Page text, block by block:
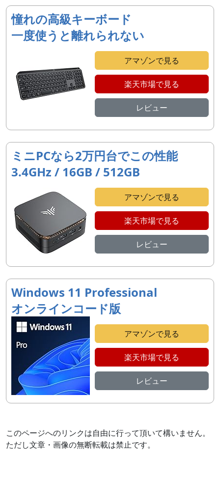
憧れの高級キーボード
一度使うと離れられない
アマゾンで見る
楽天市場で見る
レビュー
ミニPCなら2万円台でこの性能
3.4GHz / 16GB / 512GB
アマゾンで見る
楽天市場で見る
レビュー
Windows 11 Professional
オンラインコード版
アマゾンで見る
楽天市場で見る
レビュー
このページへのリンクは自由に行って頂いて構いません。
ただし文章・画像の無断転載は禁止です。